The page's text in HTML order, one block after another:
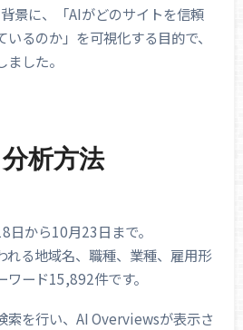
景に、「AIがどのサイトを信頼
るのか」を可視化する目的で、
した。
析方法
から10月23日まで。
れる地域名、職種、業種、雇用形
ード15,892件です。
索を行い、AI Overviewsが表示さ